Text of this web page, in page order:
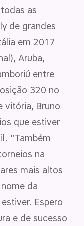
as
de grandes
em 2017
Aruba,
entre
320 no
vitória, Bruno
que estiver
"Também
na
mais altos
da
Espero
e de sucesso